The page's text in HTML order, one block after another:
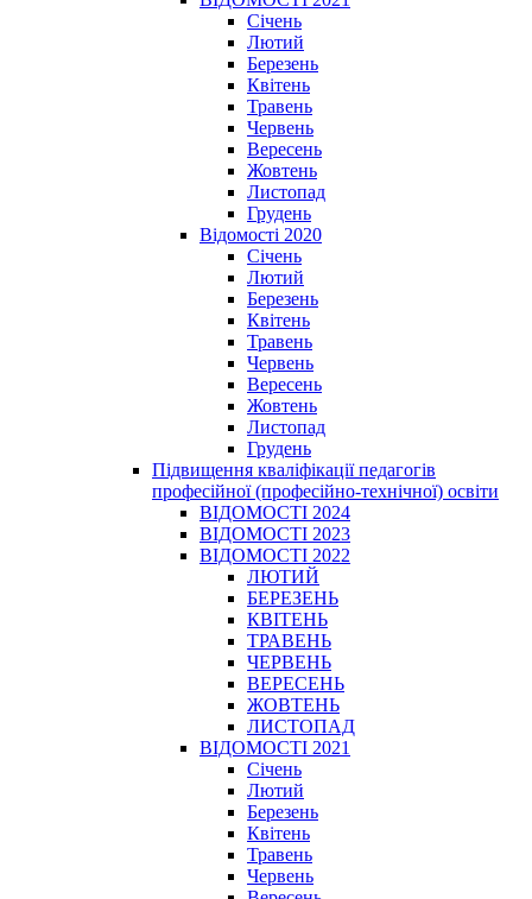
Січень
Лютий
Березень
Квітень
Травень
Червень
Вересень
Жовтень
Листопад
Грудень
Відомості 2020
Січень
Лютий
Березень
Квітень
Травень
Червень
Вересень
Жовтень
Листопад
Грудень
Підвищення кваліфікації педагогів
професійної (професійно-технічної) освіти
ВІДОМОСТІ 2024
ВІДОМОСТІ 2023
ВІДОМОСТІ 2022
ЛЮТИЙ
БЕРЕЗЕНЬ
КВІТЕНЬ
ТРАВЕНЬ
ЧЕРВЕНЬ
ВЕРЕСЕНЬ
ЖОВТЕНЬ
ЛИСТОПАД
ВІДОМОСТІ 2021
Січень
Лютий
Березень
Квітень
Травень
Червень